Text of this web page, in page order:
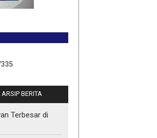
ARSIP BERITA
Terbesar di